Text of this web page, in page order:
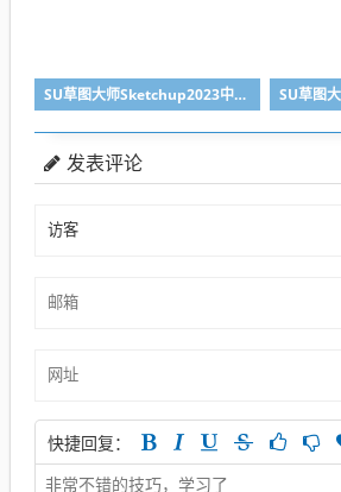
SU草图大师Sketchup2023中文版下载
发表评论
快捷回复：